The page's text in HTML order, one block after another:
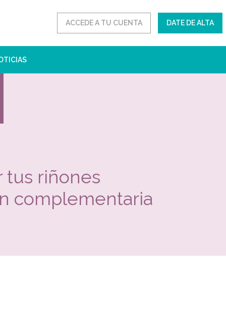
ACCEDE A TU CUENTA DATE DE ALTA
tus riñones
complementaria